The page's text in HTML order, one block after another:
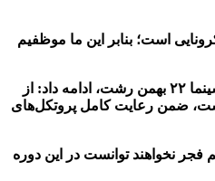
است؛ بنابر این ما موظفیم
مدیرکل فرهنگ و ارشاد اسلامی گیلان با اشاره به نمایش ۱۶ فیلم بخش مسابقه ایران «سودای سیمرغ» سی و نهمین جشنواره فیلم فجر از ۱۵ لغایت ۲۲ بهمن‌ماه جاری در سینما ۲۲ بهمن رشت، ادامه داد: از
دوره جشنواره فیلم فجر، استفاده از ۳۰ درصد ظرفیت سالن‌های سینمایی است که با توجه به ظرفیت ۸۴۰ نفری سینما ۲۲ بهمن رشت، ضمن رعایت کامل پروتکل‌های
نخواهند توانست در این دوره